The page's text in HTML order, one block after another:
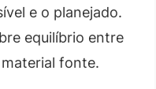
e o planejado.
equilíbrio entre
fonte.